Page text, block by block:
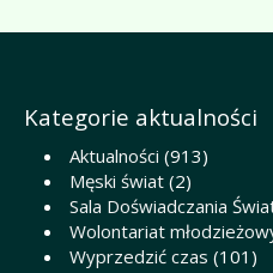
Kategorie aktualności
Aktualności (913)
Męski świat (2)
Sala Doświadczania
Wolontariat
Wyprzedzić czas (101)